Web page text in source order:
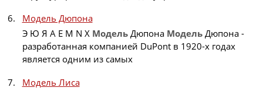
Модель Дюпона
Э Ю Я A E M N X МодельДюпона МодельДюпона -
разработанная компанией DuPont в 1920-х годах
является одним из самых
Модель Лиса